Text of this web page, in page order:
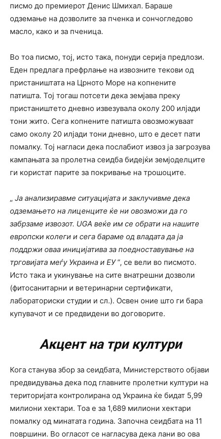
писмо до премиерот Денис Шмихал. Бараше
одземање на дозволите за пченка и сончогледово
масло, како и за пченица.
Во тоа писмо, тој, исто така, понуди серија предлози.
Еден предлага префрлање на извозните текови од
пристаништата на Црното Море на копнените
патишта. Тој тогаш потсети дека земјава преку
пристаништето дневно извезувала околу 200 илјади
тони жито. Сега копнените патишта овозможуваат
само околу 20 илјади тони дневно, што е десет пати
помалку. Тој нагласи дека послабиот извоз ја загрозува
кампањата за пролетна сеидба бидејќи земјоделците
ги користат парите за покривање на трошоците.
„ Ја анализиравме ситуацијата и заклучивме дека
одземањето на лиценците ќе ни овозможи да го
забрзаме извозот. UGA веќе им се обрати на нашите
европски колеги и сега бараме од владата да ја
поддржи оваа иницијатива за поедноставување на
трговијата меѓу Украина и ЕУ“, се вели во писмото.
Исто така и укинување на сите внатрешни дозволи
(фитосанитарни и ветеринарни сертификати,
лабораториски студии и сл.). Освен оние што ги бара
купувачот и се предвидени во договорите.
Акцент на три култури
Кога станува збор за сеидбата, Министерството објави
предвидувања дека под главните пролетни култури на
територијата контролирана од Украина ќе бидат 5,99
милиони хектари. Тоа е за 1,689 милиони хектари
помалку од минатата година. Започна сеидбата на 11
површини. Во огласот се нагласува дека лани во ова